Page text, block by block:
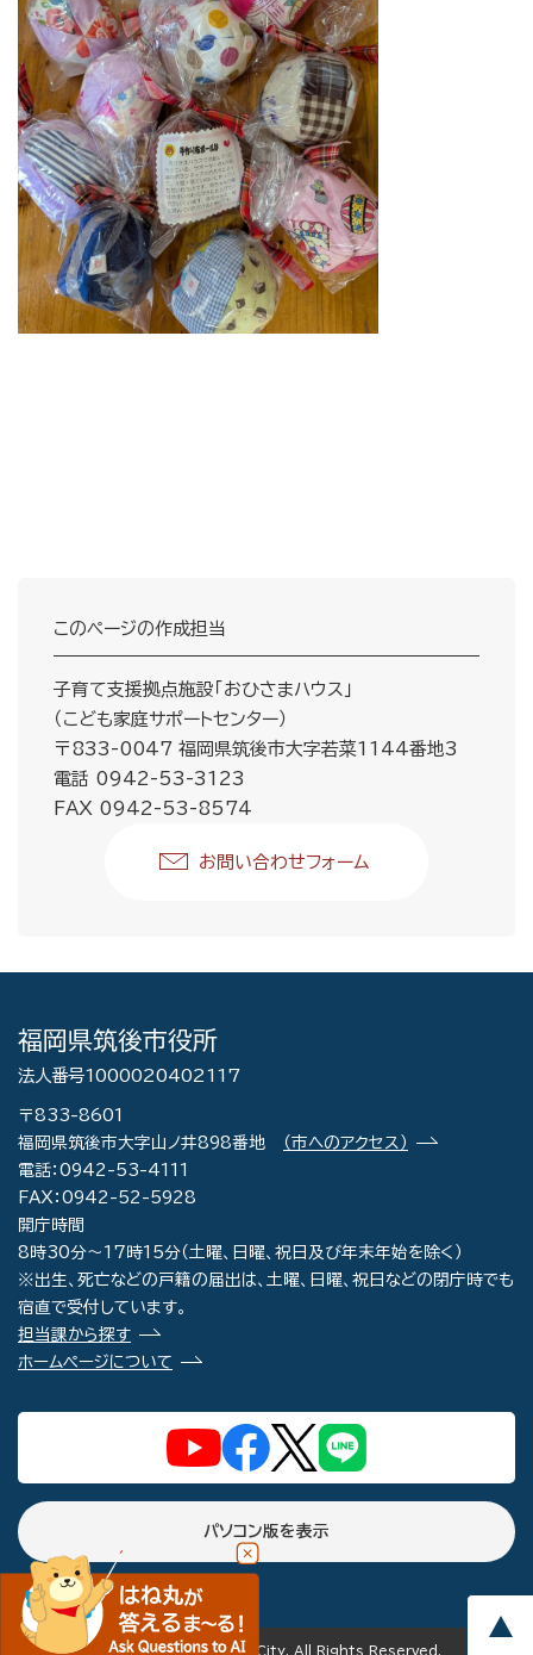
このページの作成担当
子育て支援拠点施設「おひさまハウス」
（こども家庭サポートセンター）
〒833-0047 福岡県筑後市大字若菜1144番地3
電話 0942-53-3123
FAX 0942-53-8574
お問い合わせフォーム
福岡県筑後市役所
法人番号1000020402117
〒833-8601
福岡県筑後市大字山ノ井898番地
（市へのアクセス）
電話：0942-53-4111
FAX：0942-52-5928
開庁時間
8時30分～17時15分（土曜、日曜、祝日及び年末年始を除く）
※出生、死亡などの戸籍の届出は、土曜、日曜、祝日などの閉庁時でも
宿直で受付しています。
担当課から探す
ホームページについて
パソコン版を表示
copyright(c) Chikugo City. All Rights Reserved.